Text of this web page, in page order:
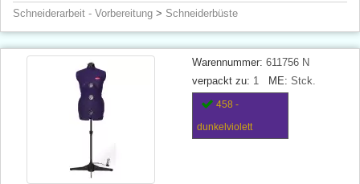
Schneiderarbeit - Vorbereitung > Schneiderbüste
Warennummer: 611756 N
verpackt zu: 1 ME: Stck.
458 -
dunkelviolett